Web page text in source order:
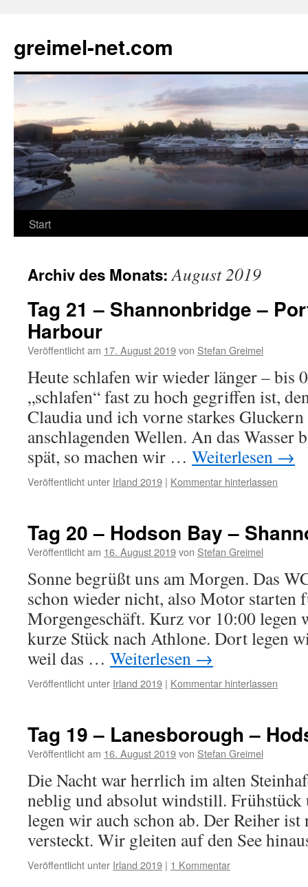
springen
greimel-net.com
Start
Archiv des Monats:August 2019
Tag 21 – Shannonbridge –
Harbour
Veröffentlicht am 17. August 2019von Stefan Greimel
Heute schlafen wir wieder länger – bis
„schlafen“ fast zu hoch gegriffen ist,
Claudia und ich vorne starkes
anschlagenden Wellen. An das Wasser
spät, so machen wir … Weiterlesen →
Veröffentlicht unter Irland 2019 | Kommentar hinterlassen
Tag 20 – Hodson Bay –
Veröffentlicht am 16. August 2019von Stefan Greimel
Sonne begrüßt uns am Morgen. Das
schon wieder nicht, also Motor starten
Morgengeschäft. Kurz vor 10:00 legen
kurze Stück nach Athlone. Dort legen
weil das … Weiterlesen →
Veröffentlicht unter Irland 2019 | Kommentar hinterlassen
Tag 19 – Lanesborough –
Veröffentlicht am 16. August 2019von Stefan Greimel
Die Nacht war herrlich im alten
neblig und absolut windstill. Frühstück
legen wir auch schon ab. Der Reiher
versteckt. Wir gleiten auf den See
Veröffentlicht unter Irland 2019 | 1 Kommentar